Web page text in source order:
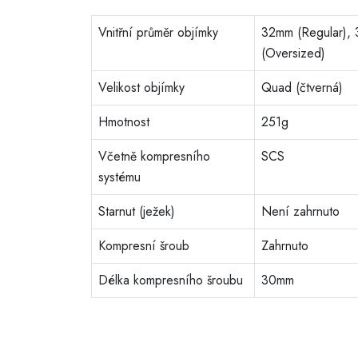
Vnitřní průměr objímky
32mm (Regular),
(Oversized)
Velikost objímky
Quad (čtverná)
Hmotnost
251g
Včetně kompresního
systému
SCS
Starnut (ježek)
Není zahrnuto
Kompresní šroub
Zahrnuto
Délka kompresního šroubu
30mm